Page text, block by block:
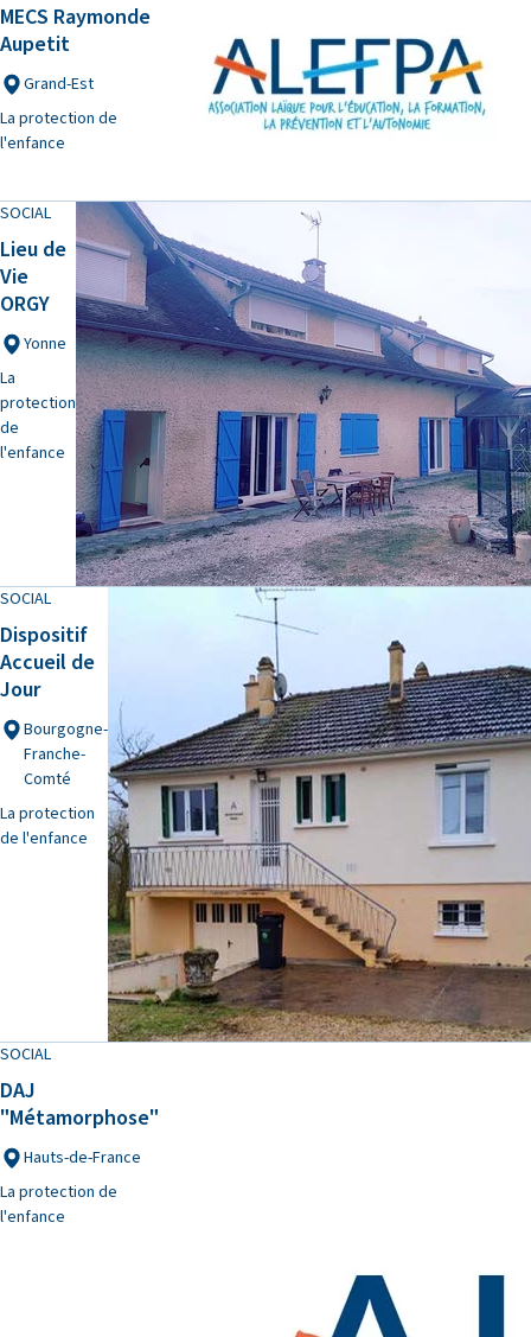
MECS Raymonde
Aupetit
Grand-Est
La protection de
l'enfance
SOCIAL
Lieu de
Vie
ORGY
Yonne
La
protection
de
l'enfance
SOCIAL
Dispositif
Accueil de
Jour
Bourgogne-
Franche-
Comté
La protection
de l'enfance
SOCIAL
DAJ
"Métamorphose"
Hauts-de-France
La protection de
l'enfance